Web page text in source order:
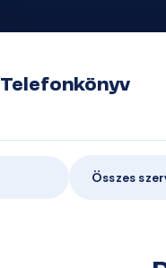
Telefonkönyv
Összes